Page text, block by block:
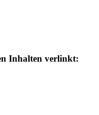
Inhalten verlinkt: